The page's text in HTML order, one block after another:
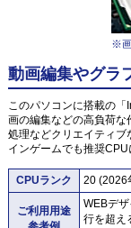
※
動画編集やグラ
このパソコンに搭載の
画の編集などの高負荷な
処理などクリエイティブ
インゲームでも推奨CPU
CPUランク 20 (2026
ご利用用途
WEBデ
行を超え